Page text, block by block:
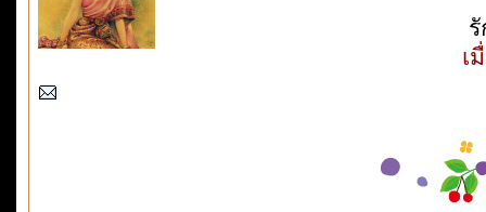
เ